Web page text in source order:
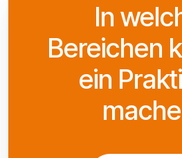
In
Bereichen
ein